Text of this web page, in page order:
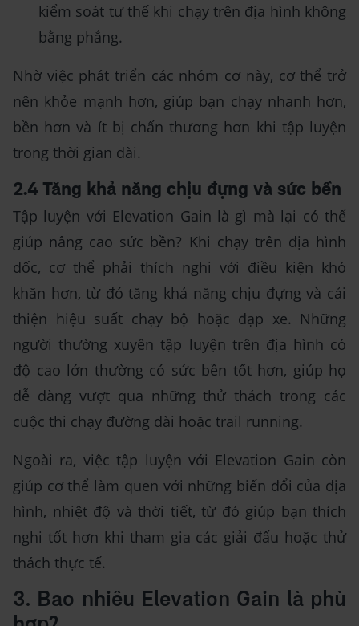
kiểm soát tư thế khi chạy trên địa hình không
bằng phẳng.
Nhờ việc phát triển các nhóm cơ này, cơ thể trở
nên khỏe mạnh hơn, giúp bạn chạy nhanh hơn,
bền hơn và ít bị chấn thương hơn khi tập luyện
trong thời gian dài.
2.4 Tăng khả năng chịu đựng và sức bền
Tập luyện với Elevation Gain là gì mà lại có thể
giúp nâng cao sức bền? Khi chạy trên địa hình
dốc, cơ thể phải thích nghi với điều kiện khó
khăn hơn, từ đó tăng khả năng chịu đựng và cải
thiện hiệu suất chạy bộ hoặc đạp xe. Những
người thường xuyên tập luyện trên địa hình có
độ cao lớn thường có sức bền tốt hơn, giúp họ
dễ dàng vượt qua những thử thách trong các
cuộc thi chạy đường dài hoặc trail running.
Ngoài ra, việc tập luyện với Elevation Gain còn
giúp cơ thể làm quen với những biến đổi của địa
hình, nhiệt độ và thời tiết, từ đó giúp bạn thích
nghi tốt hơn khi tham gia các giải đấu hoặc thử
thách thực tế.
3. Bao nhiêu Elevation Gain là phù